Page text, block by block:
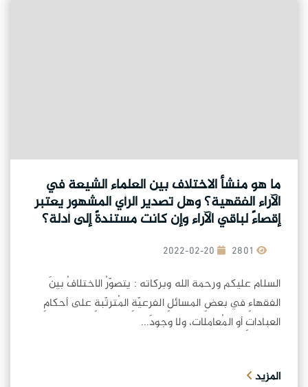
ما هو منشأ الاختلاف بين العلماء الشيعة في
الآراء الفقهية؟ وهل تصدير الرأي المشهور يعتبر
إقصاءً لباقي الآراء وإن كانت مستندةً إلى أدلة؟
2022-02-20
السلام عليكم ورحمة الله وبركاته : يتصوّرُ الاختلافُ بينَ
الفقهاءِ في بعضِ المسائلِ الفرعيّةِ المُترتّبةِ على أحكامِ
العباداتِ أو المُعاملات، ولا وجودَ...
المزيد